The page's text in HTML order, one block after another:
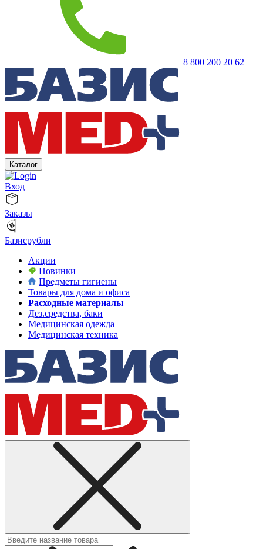
8 800 200 20 62
Каталог
Вход
Заказы
Базисрубли
Акции
Новинки
Предметы гигиены
Товары для дома и офиса
Расходные материалы
Дез.средства, баки
Медицинская одежда
Медицинская техника